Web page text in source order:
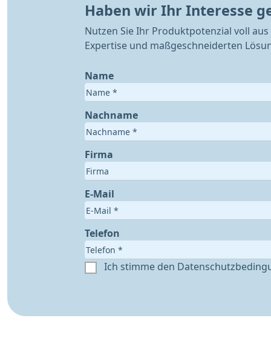
Haben wir Ihr Interesse
Nutzen Sie Ihr Produktpotenzial voll
Expertise und maßgeschneiderten
Name
Nachname
Firma
E-Mail
Telefon
Ich stimme den